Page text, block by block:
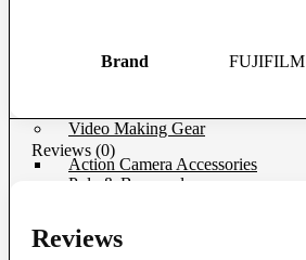
Chemistry
Video Making Gear
Action Camera Accessories
Pole & Boompole
Dollies
Brand FUJIFILM
Reviews (0)
Reviews